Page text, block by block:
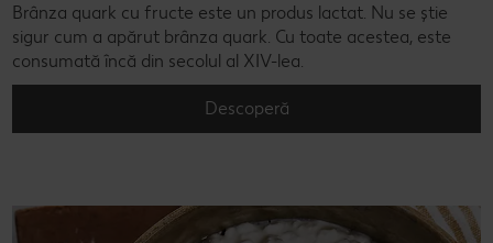
Brânza quark cu fructe este un produs lactat. Nu se știe
sigur cum a apărut brânza quark. Cu toate acestea, este
consumată încă din secolul al XIV-lea.
Descoperă